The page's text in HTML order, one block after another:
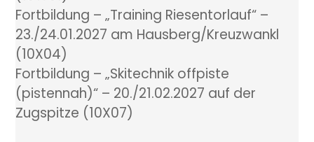
Fortbildung – „Training Riesentorlauf“ –
23./24.01.2027 am Hausberg/Kreuzwankl
(10X04)
Fortbildung – „Skitechnik offpiste
(pistennah)“ – 20./21.02.2027 auf der
Zugspitze (10X07)